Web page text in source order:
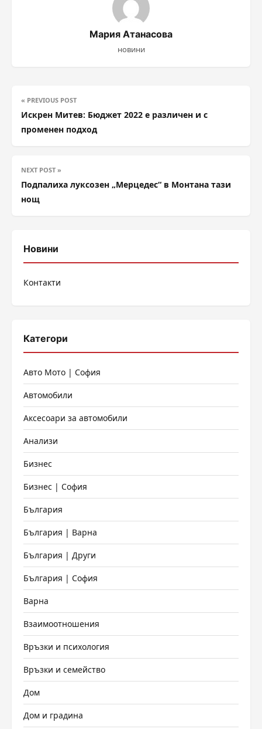
Мария Атанасова
новини
« PREVIOUS POST
Искрен Митев: Бюджет 2022 е различен и с
променен подход
NEXT POST »
Подпалиха луксозен „Мерцедес“ в Монтана тази
нощ
Новини
Контакти
Категори
Авто Мото | София
Автомобили
Аксесоари за автомобили
Анализи
Бизнес
Бизнес | София
България
България | Варна
България | Други
България | София
Варна
Взаимоотношения
Връзки и психология
Връзки и семейство
Дом
Дом и градина